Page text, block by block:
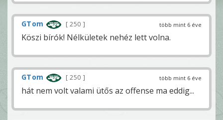
több mint 6 éve
GTom 250
Köszi bírók! Nélkületek nehéz lett volna.
több mint 6 éve
GTom 250
hát nem volt valami ütős az offense ma eddig...